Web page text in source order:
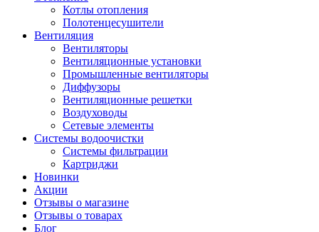
Котлы отопления
Полотенцесушители
Вентиляция
Вентиляторы
Вентиляционные установки
Промышленные вентиляторы
Диффузоры
Вентиляционные решетки
Воздуховоды
Сетевые элементы
Системы водоочистки
Системы фильтрации
Картриджи
Новинки
Акции
Отзывы о магазине
Отзывы о товарах
Блог